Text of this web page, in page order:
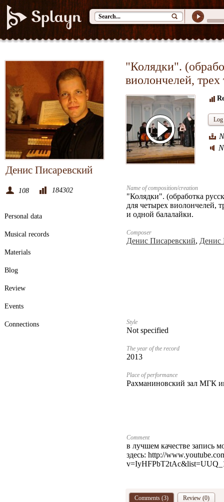
Денис Писаревский
108 184302
Personal data
Musical records
Materials
Blog
Review
Events
Connections
"Колядки".
виолончелей,
Name of composition/creation
"Колядки". (обработка
для четырех виолончелей,
и одной балалайки.
Composer
Денис Писаревский, Денис
Style
Not specified
The year of the record
2013
Place of performance
Рахманиновский зал МГК
Comment
в лучшем качестве запись
здесь: http://
Comments (3) Review (0)